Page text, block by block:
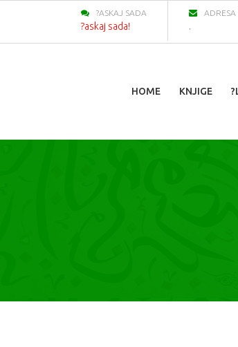
?ASKAJ SADA
?askaj sada!
ADRESA
.
HOME KNJIGE